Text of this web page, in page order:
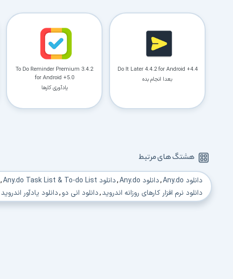
Do It Later 4.4.2 for Android +4.4
بعدا انجام بده
To Do Reminder Premium 3.4.2
for Android +5.0
یادآوری کارها
هشتگ های مرتبط
دانلود Any.do ,دانلود Any.do ,دانلود Any.do Task List & To-do List ,
دانلود نرم افزار کارهای روزانه اندروید,دانلود انی دو,دانلود یادآور اندروید